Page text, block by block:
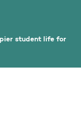
student life for